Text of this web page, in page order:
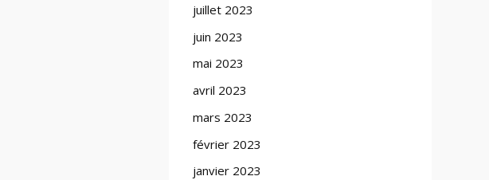
juillet 2023
juin 2023
mai 2023
avril 2023
mars 2023
février 2023
janvier 2023